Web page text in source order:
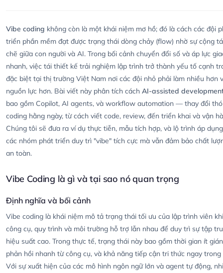
Vibe coding không còn là một khái niệm mơ hồ; đó là cách các đội
triển phần mềm đạt được trạng thái dòng chảy (flow) nhờ sự cộng
chẽ giữa con người và AI. Trong bối cảnh chuyển đổi số và áp lực
nhanh, việc tái thiết kế trải nghiệm lập trình trở thành yếu tố cạnh
đặc biệt tại thị trường Việt Nam nơi các đội nhỏ phải làm nhiều hơn
nguồn lực hơn. Bài viết này phân tích cách AI-assisted
bao gồm Copilot, AI agents, và workflow automation — thay đổi
coding hằng ngày, từ cách viết code, review, đến triển khai và vận
Chúng tôi sẽ đưa ra ví dụ thực tiễn, mẫu tích hợp, và lộ trình áp
các nhóm phát triển duy trì "vibe" tích cực mà vẫn đảm bảo chất
an toàn.
Vibe Coding là gì và tại sao nó quan trọng
Định nghĩa và bối cảnh
Vibe coding là khái niệm mô tả trạng thái tối ưu của lập trình viên
công cụ, quy trình và môi trường hỗ trợ lẫn nhau để duy trì sự tập
hiệu suất cao. Trong thực tế, trạng thái này bao gồm thời gian ít
phản hồi nhanh từ công cụ, và khả năng tiếp cận tri thức ngay trong
Với sự xuất hiện của các mô hình ngôn ngữ lớn và agent tự động,